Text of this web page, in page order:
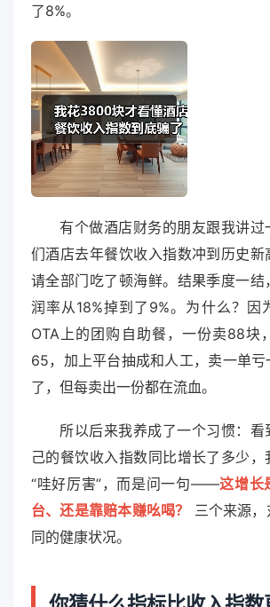
了8%。
有个做酒店财务的朋友跟我讲过
们酒店去年餐饮收入指数冲到历史新
请全部门吃了顿海鲜。结果季度一结
润率从18%掉到了9%。为什么？因
OTA上的团购自助餐，一份卖88块
65，加上平台抽成和人工，卖一单
了，但每卖出一份都在流血。
所以后来我养成了一个习惯：看
己的餐饮收入指数同比增长了多少，
“哇好厉害”，而是问一句——这增长
台、还是靠赔本赚吆喝？
三个来源
同的健康状况。